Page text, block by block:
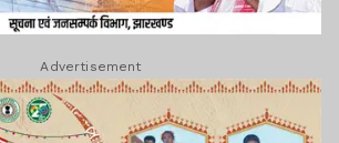
Advertisement